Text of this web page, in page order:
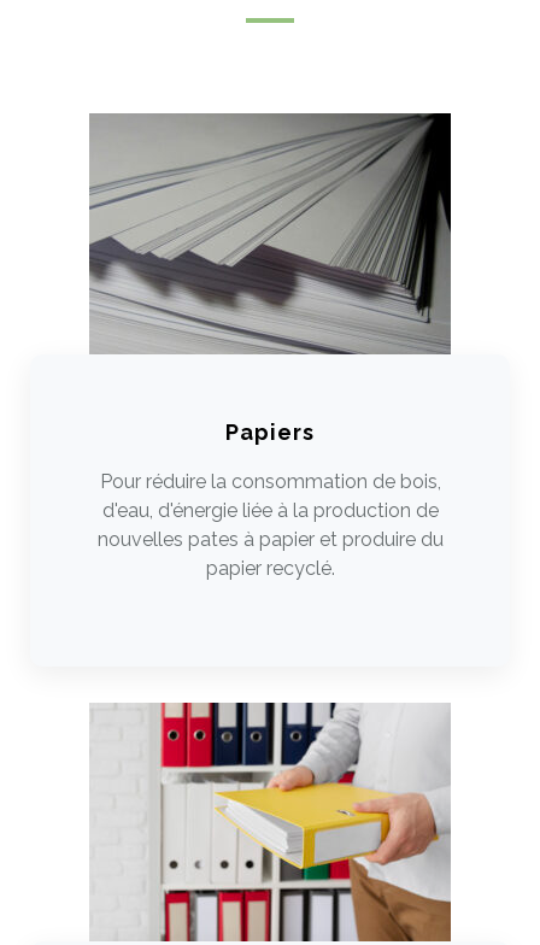
Papiers
Pour réduire la consommation de bois,
d'eau, d'énergie liée à la production de
nouvelles pates à papier et produire du
papier recyclé.